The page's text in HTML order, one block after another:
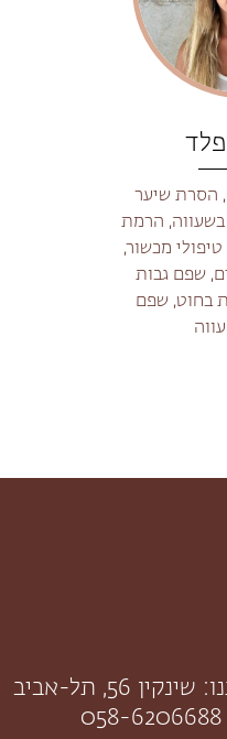
הסרת שיער
בשעווה, הרמת
מכשור,
שפם גבות
בחוט, שפם
56, תל-אביב